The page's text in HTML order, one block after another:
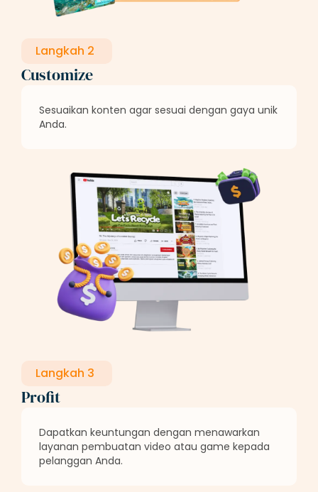
Langkah 2
Customize
Sesuaikan konten agar sesuai dengan gaya unik
Anda.
Langkah 3
Profit
Dapatkan keuntungan dengan menawarkan
layanan pembuatan video atau game kepada
pelanggan Anda.